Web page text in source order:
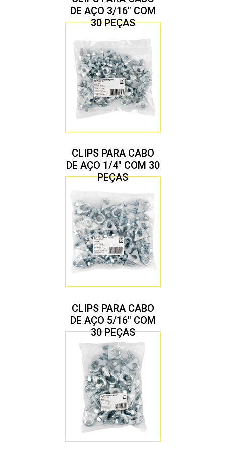
DE AÇO 3/16″ COM
30 PEÇAS
CLIPS PARA CABO
DE AÇO 1/4″ COM 30
PEÇAS
CLIPS PARA CABO
DE AÇO 5/16″ COM
30 PEÇAS